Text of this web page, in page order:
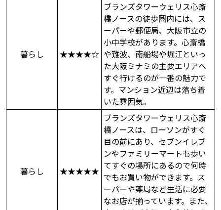
暮らし ★★★★☆
ブランズタワーウェリス心斎
橋ノースの徒歩圏内には、ス
ーパーや郵便局、大阪市立の
小中学校があります。心斎橋
や難波、南船場や堀江といっ
た大阪ミナミの主要エリアへ
すぐ行けるのが一番の魅力で
す。マンション近辺は落ち着
いた雰囲気。
暮らし ★★★★★
ブランズタワーウェリス心斎
橋ノースは、ローソンがすぐ
目の前にあり、セブンイレブ
ンやファミリーマートも歩い
てすぐの場所にあるので何時
でもお買い物ができます。ス
ーパーや薬局など生活に必要
なお店が揃っています。また、